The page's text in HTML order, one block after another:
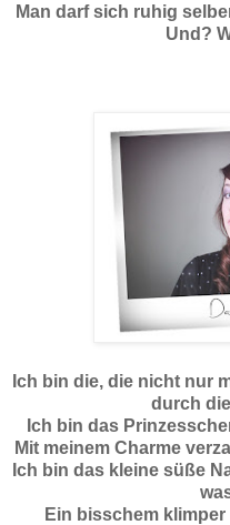
Man darf sich ruhig
Und?
Ich bin die, die nicht nur
durch
Ich bin das
Mit meinem Charme
Ich bin das kleine süße
Ein bisschem